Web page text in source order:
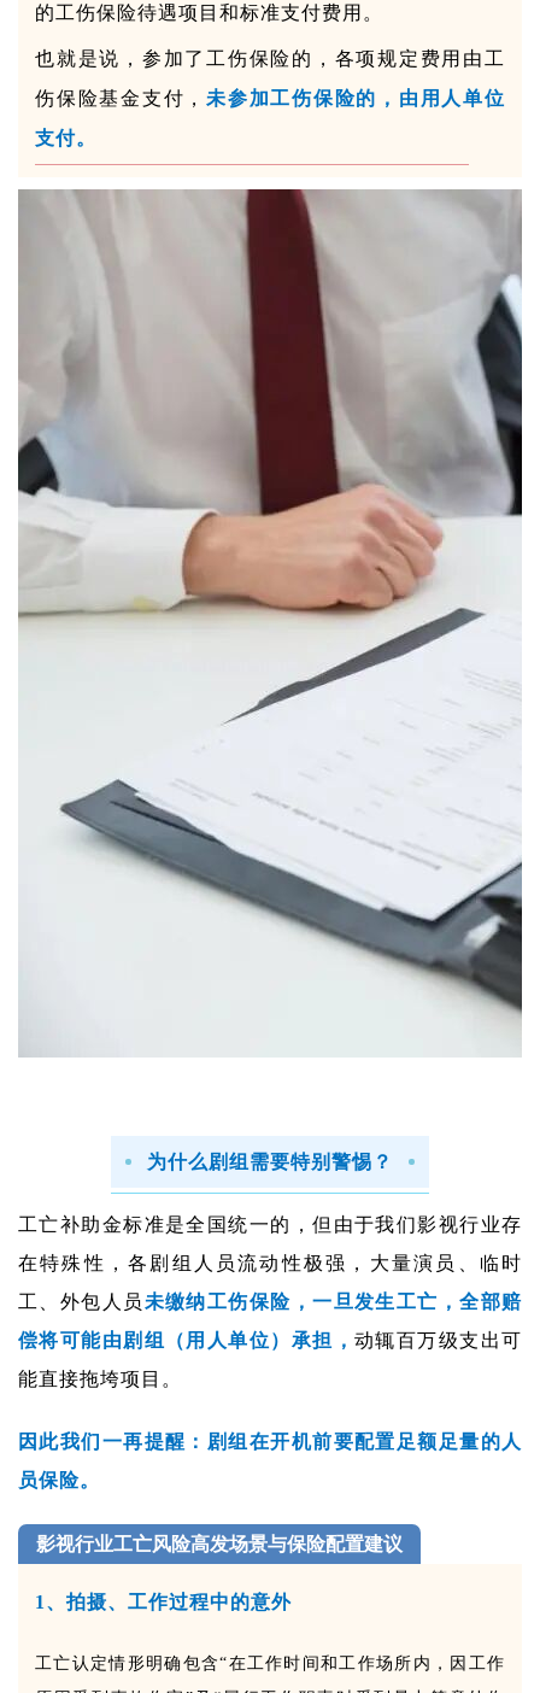
的工伤保险待遇项目和标准支付费用。
也就是说，参加了工伤保险的，各项规定费用由工
伤保险基金支付，未参加工伤保险的，由用人单位
支付。
为什么剧组需要特别警惕？
工亡补助金标准是全国统一的，但由于我们影视行业存
在特殊性，各剧组人员流动性极强，大量演员、临时
工、外包人员未缴纳工伤保险，一旦发生工亡，全部赔
偿将可能由剧组（用人单位）承担， 动辄百万级支出可
能直接拖垮项目。
因此我们一再提醒：剧组在开机前要配置足额足量的人
员保险。
影视行业工亡风险高发场景与保险配置建议
1、拍摄、工作过程中的意外
工亡认定情形明确包含“在工作时间和工作场所内，因工作